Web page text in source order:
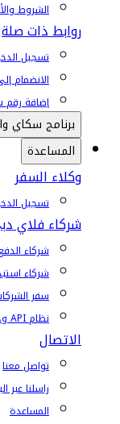
الشروط
روابط ذات صلة
تسجيل
الانضمام
إضافة رقم
برنامج سكاي
المساعدة
وكلاء السفر
تسجيل
شركاء فلاي
شركاء
شركاء
سفر
نظام API وحساب وكيل سفر جديد
الاتصال
تواصل معنا
راسلنا عبر
المساعدة